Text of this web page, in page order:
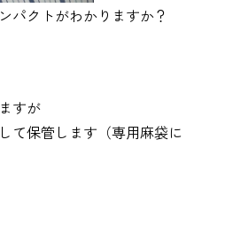
パクトがわかりますか？
すが
て保管します（専用麻袋に